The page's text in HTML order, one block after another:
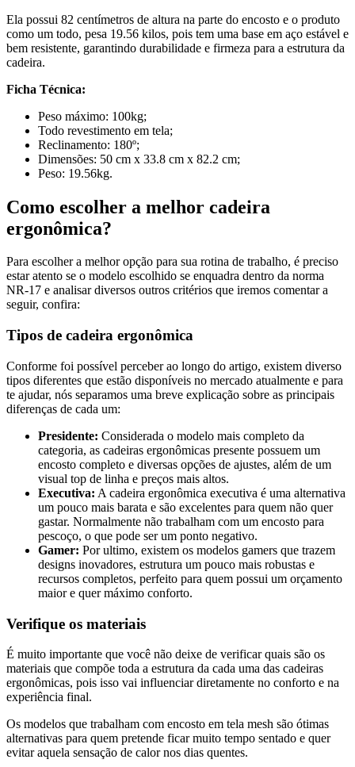
Ela possui 82 centímetros de altura na parte do encosto e o produto
como um todo, pesa 19.56 kilos, pois tem uma base em aço estável e
bem resistente, garantindo durabilidade e firmeza para a estrutura da
cadeira.
Ficha Técnica:
Peso máximo: 100kg;
Todo revestimento em tela;
Reclinamento: 180º;
Dimensões: 50 cm x 33.8 cm x 82.2 cm;
Peso: 19.56kg.
Como escolher a melhor cadeira
ergonômica?
Para escolher a melhor opção para sua rotina de trabalho, é preciso
estar atento se o modelo escolhido se enquadra dentro da norma
NR-17 e analisar diversos outros critérios que iremos comentar a
seguir, confira:
Tipos de cadeira ergonômica
Conforme foi possível perceber ao longo do artigo, existem diverso
tipos diferentes que estão disponíveis no mercado atualmente e para
te ajudar, nós separamos uma breve explicação sobre as principais
diferenças de cada um:
Presidente: Considerada o modelo mais completo da
categoria, as cadeiras ergonômicas presente possuem um
encosto completo e diversas opções de ajustes, além de um
visual top de linha e preços mais altos.
Executiva: A cadeira ergonômica executiva é uma alternativa
um pouco mais barata e são excelentes para quem não quer
gastar. Normalmente não trabalham com um encosto para
pescoço, o que pode ser um ponto negativo.
Gamer: Por ultimo, existem os modelos gamers que trazem
designs inovadores, estrutura um pouco mais robustas e
recursos completos, perfeito para quem possui um orçamento
maior e quer máximo conforto.
Verifique os materiais
É muito importante que você não deixe de verificar quais são os
materiais que compõe toda a estrutura da cada uma das cadeiras
ergonômicas, pois isso vai influenciar diretamente no conforto e na
experiência final.
Os modelos que trabalham com encosto em tela mesh são ótimas
alternativas para quem pretende ficar muito tempo sentado e quer
evitar aquela sensação de calor nos dias quentes.